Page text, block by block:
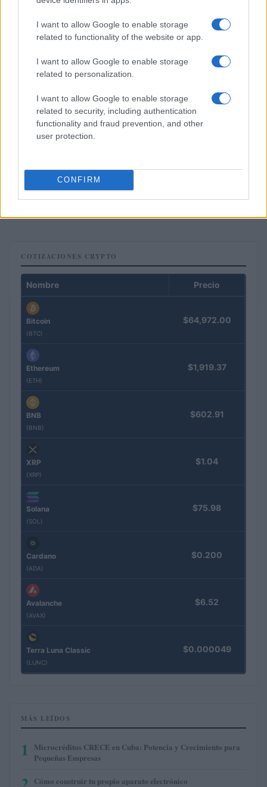
I want to allow Google to enable storage
related to functionality of the website or app.
I want to allow Google to enable storage
related to personalization.
I want to allow Google to enable storage
related to security, including authentication
functionality and fraud prevention, and other
user protection.
CONFIRM
El petróleo Brent cae un 8.46% y arrastra a las materias
primas
COTIZACIONES CRYPTO
Nombre Precio
Bitcoin
(BTC)
$64,972.00
Ethereum
(ETH)
$1,919.37
BNB
(BNB)
$602.91
XRP
(XRP)
$1.04
Solana
(SOL)
$75.98
Cardano
(ADA)
$0.200
Avalanche
(AVAX)
$6.52
Terra Luna Classic
(LUNC)
$0.000049
MÁS LEÍDOS
1
Microcréditos CRECE en Cuba: Potencia y Crecimiento para
Pequeñas Empresas
Cómo construir tu propio aparato electrónico